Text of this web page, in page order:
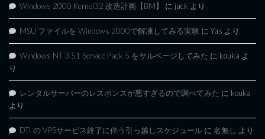
Windows 2000 Kernel32 改造計画【BM】 に jack より
MSU ファイルを Windows 2000で解凍してみる実験 に Yas より
Windows NT 3.51 Service Pack 5 をサルベージしてみた に kouka よ
り
レンタルサーバーのレスポンスが悪すぎるので調べてみた に kouka
より
DTI の VPSサービス終了に伴う引っ越しスケジュール に 名無し より